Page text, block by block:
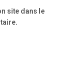
site dans le